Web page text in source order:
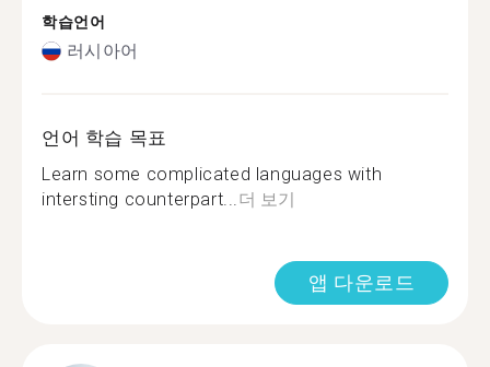
학습언어
러시아어
언어 학습 목표
Learn some complicated languages with
intersting counterpart...더 보기
앱 다운로드